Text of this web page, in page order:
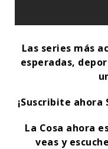
Las series más
esperadas,
¡Suscribite ahora
La Cosa ahora
veas y